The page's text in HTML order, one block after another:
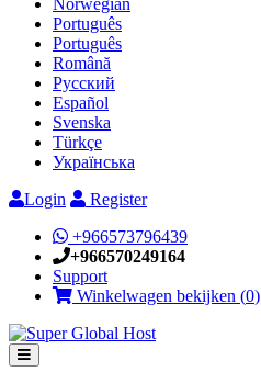
Norwegian
Português
Português
Română
Русский
Español
Svenska
Türkçe
Українська
Login
Register
+966573796439
+966570249164
Support
Winkelwagen bekijken (0)